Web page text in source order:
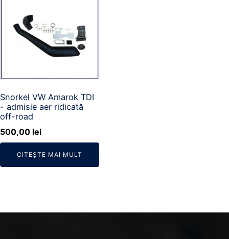
Snorkel VW Amarok TDI
- admisie aer ridicată
off-road
500,00 lei
CITEȘTE MAI MULT